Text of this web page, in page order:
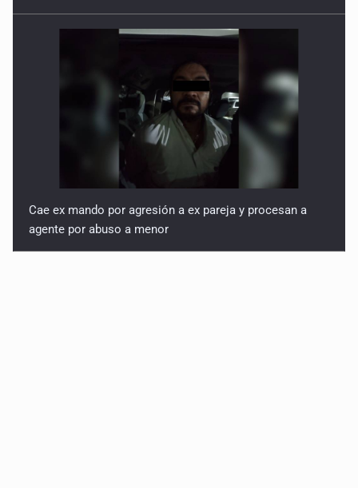
Cae ex mando por agresión a ex pareja y procesan a
agente por abuso a menor